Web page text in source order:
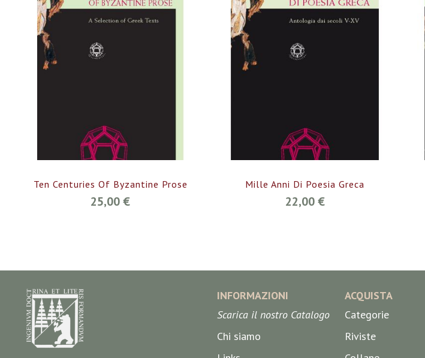
Ten Centuries Of Byzantine Prose
25,00 €
Mille Anni Di Poesia Greca
22,00 €
INFORMAZIONI
Scarica il nostro Catalogo
Chi siamo
ACQUISTA
Categorie
Riviste